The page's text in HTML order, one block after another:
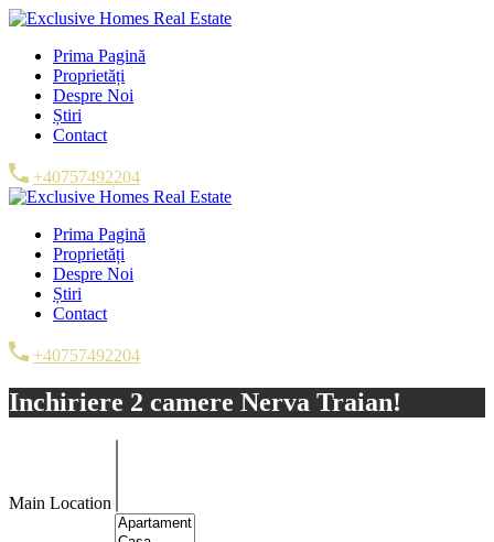
Prima Pagină
Proprietăți
Despre Noi
Știri
Contact
+40757492204
Prima Pagină
Proprietăți
Despre Noi
Știri
Contact
+40757492204
Inchiriere 2 camere Nerva Traian!
Main Location